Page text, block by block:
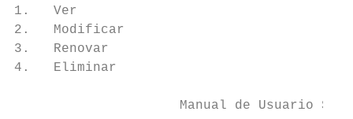
1.   Ver
2.   Modificar
3.   Renovar
4.   Eliminar
Manual de Usuario